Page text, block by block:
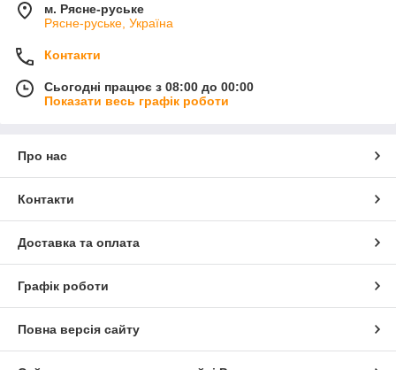
м. Рясне-руське
Рясне-руське, Україна
Контакти
Сьогодні працює з 08:00 до 00:00
Показати весь графік роботи
Про нас
Контакти
Доставка та оплата
Графік роботи
Повна версія сайту